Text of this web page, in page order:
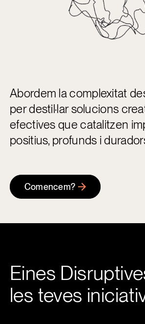
Abordem la complexitat
per destil·lar solucions
efectives que catalitzen
positius, profunds i
Comencem?
Eines
les teves